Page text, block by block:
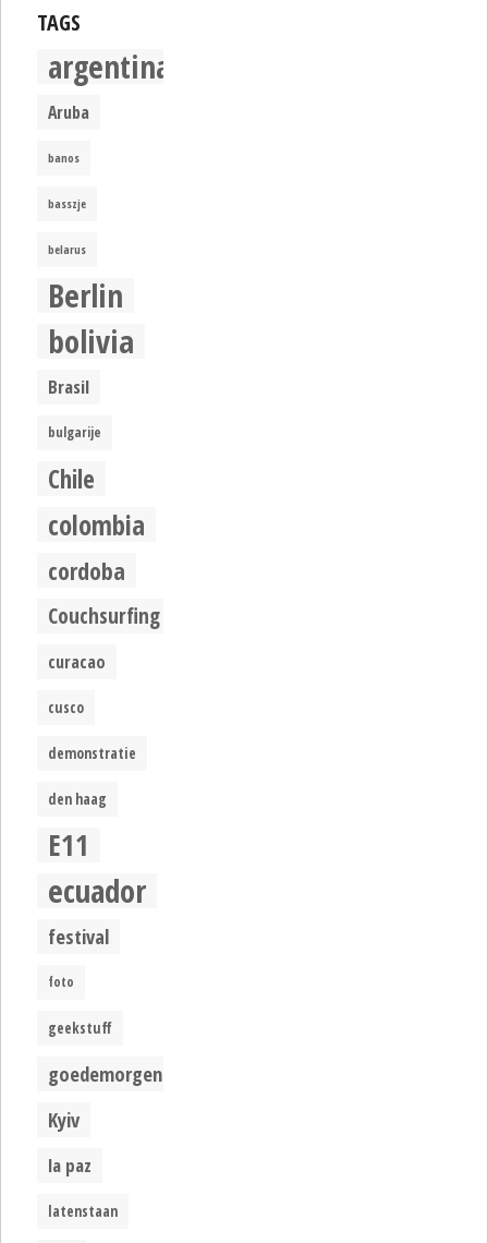
TAGS
argentina
Aruba
banos
basszje
belarus
Berlin
bolivia
Brasil
bulgarije
Chile
colombia
cordoba
Couchsurfing
curacao
cusco
demonstratie
den haag
E11
ecuador
festival
foto
geekstuff
goedemorgen
Kyiv
la paz
latenstaan